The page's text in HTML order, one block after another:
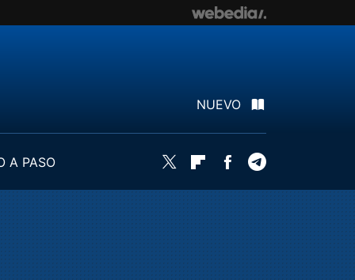
NUEVO
A PASO
Twitter FlipboardFacebook